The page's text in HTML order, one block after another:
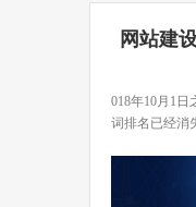
网站建
018年10月1
词排名已经消